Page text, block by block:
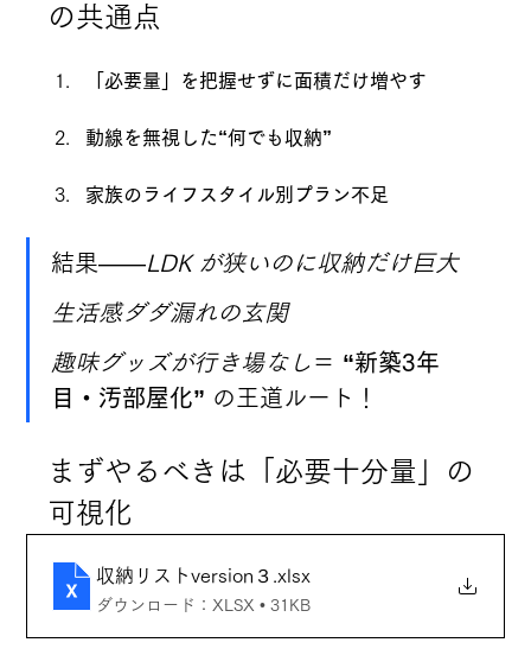
の共通点
「必要量」を把握せずに面積だけ増やす
動線を無視した“何でも収納”
家族のライフスタイル別プラン不足
結果——LDK が狭いのに収納だけ巨大
生活感ダダ漏れの玄関
趣味グッズが行き場なし ＝ “新築3年
目・汚部屋化” の王道ルート！
まずやるべきは「必要十分量」の
可視化
収納リストversion３ .xlsx
ダウンロード：XLSX • 31KB